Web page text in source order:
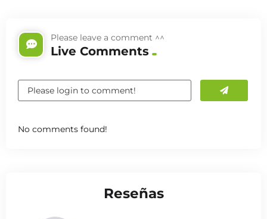
Please leave a comment ^^
Live Comments
No comments found!
Reseñas